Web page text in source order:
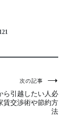
121
次の記事
ら引越したい人必
賃交渉術や節約方
法